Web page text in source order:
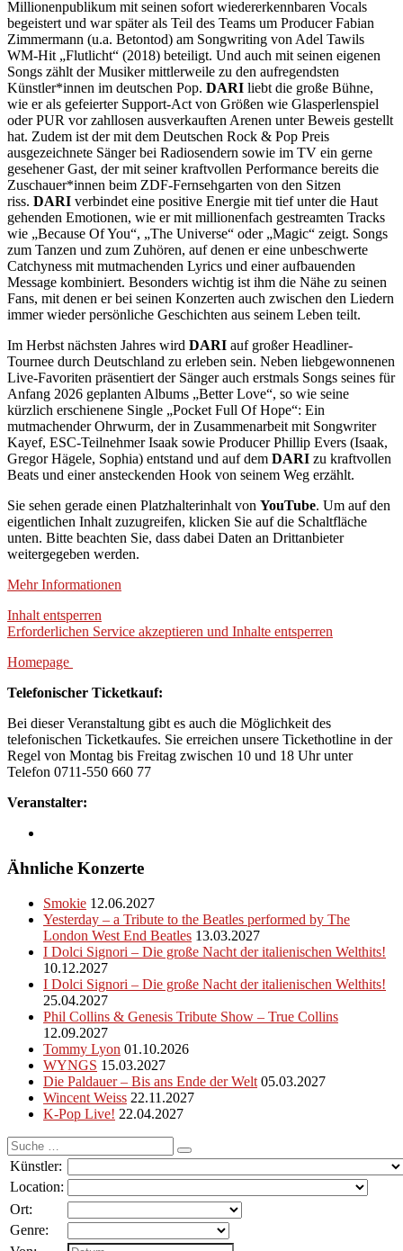
Millionenpublikum mit seinen sofort wiedererkennbaren Vocals
begeistert und war später als Teil des Teams um Producer Fabian
Zimmermann (u.a. Betontod) am Songwriting von Adel Tawils
WM-Hit „Flutlicht“ (2018) beteiligt. Und auch mit seinen eigenen
Songs zählt der Musiker mittlerweile zu den aufregendsten
Künstler*innen im deutschen Pop. DARI liebt die große Bühne,
wie er als gefeierter Support-Act von Größen wie Glasperlenspiel
oder PUR vor zahllosen ausverkauften Arenen unter Beweis gestellt
hat. Zudem ist der mit dem Deutschen Rock & Pop Preis
ausgezeichnete Sänger bei Radiosendern sowie im TV ein gerne
gesehener Gast, der mit seiner kraftvollen Performance bereits die
Zuschauer*innen beim ZDF-Fernsehgarten von den Sitzen
riss. DARI verbindet eine positive Energie mit tief unter die Haut
gehenden Emotionen, wie er mit millionenfach gestreamten Tracks
wie „Because Of You“, „The Universe“ oder „Magic“ zeigt. Songs
zum Tanzen und zum Zuhören, auf denen er eine unbeschwerte
Catchyness mit mutmachenden Lyrics und einer aufbauenden
Message kombiniert. Besonders wichtig ist ihm die Nähe zu seinen
Fans, mit denen er bei seinen Konzerten auch zwischen den Liedern
immer wieder persönliche Geschichten aus seinem Leben teilt.
Im Herbst nächsten Jahres wird DARI auf großer Headliner-
Tournee durch Deutschland zu erleben sein. Neben liebgewonnenen
Live-Favoriten präsentiert der Sänger auch erstmals Songs seines für
Anfang 2026 geplanten Albums „Better Love“, so wie seine
kürzlich erschienene Single „Pocket Full Of Hope“: Ein
mutmachender Ohrwurm, der in Zusammenarbeit mit Songwriter
Kayef, ESC-Teilnehmer Isaak sowie Producer Phillip Evers (Isaak,
Gregor Hägele, Sophia) entstand und auf dem DARI zu kraftvollen
Beats und einer ansteckenden Hook von seinem Weg erzählt.
Sie sehen gerade einen Platzhalterinhalt von YouTube. Um auf den
eigentlichen Inhalt zuzugreifen, klicken Sie auf die Schaltfläche
unten. Bitte beachten Sie, dass dabei Daten an Drittanbieter
weitergegeben werden.
Mehr Informationen
Inhalt entsperren
Erforderlichen Service akzeptieren und Inhalte entsperren
Homepage
Telefonischer Ticketkauf:
Bei dieser Veranstaltung gibt es auch die Möglichkeit des
telefonischen Ticketkaufes. Sie erreichen unsere Tickethotline in der
Regel von Montag bis Freitag zwischen 10 und 18 Uhr unter
Telefon 0711-550 660 77
Veranstalter:
Ähnliche Konzerte
Smokie 12.06.2027
Yesterday – a Tribute to the Beatles performed by The
London West End Beatles 13.03.2027
I Dolci Signori – Die große Nacht der italienischen Welthits!
10.12.2027
I Dolci Signori – Die große Nacht der italienischen Welthits!
25.04.2027
Phil Collins & Genesis Tribute Show – True Collins
12.09.2027
Tommy Lyon 01.10.2026
WYNGS 15.03.2027
Die Paldauer – Bis ans Ende der Welt 05.03.2027
Wincent Weiss 22.11.2027
K-Pop Live! 22.04.2027
Suche
nach:
Künstler:
Location:
Ort:
Genre: